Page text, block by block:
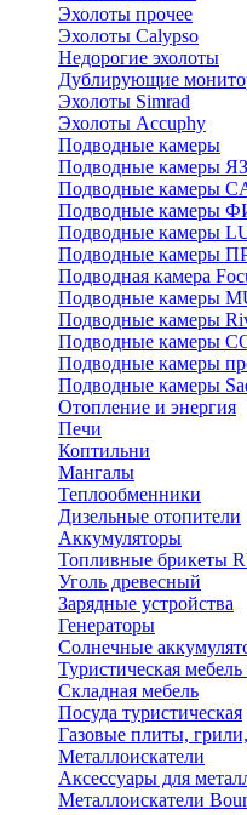
Эхолоты прочее
Эхолоты Calypso
Недорогие эхолоты
Дублирующие
Эхолоты Simrad
Эхолоты Accuphy
Подводные камеры
Подводные камеры
Подводные камеры
Подводные камеры
Подводные камеры
Подводные камеры
Подводная камера
Подводные камеры
Подводные камеры
Подводные камеры
Подводные камеры
Подводные камеры
Отопление и энергия
Печи
Коптильни
Мангалы
Теплообменники
Дизельные отопители
Аккумуляторы
Топливные брикеты
Уголь древесный
Зарядные устройства
Генераторы
Солнечные
Туристическая
Складная мебель
Посуда туристическая
Газовые плиты,
Металлоискатели
Аксессуары для
Металлоискатели